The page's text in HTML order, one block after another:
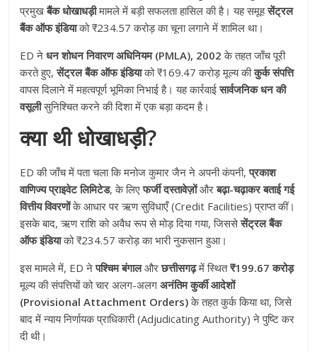
प्रमुखबैंक धोखाधड़ीमामले में बड़ी सफलता हासिल की है। यह समूहसेंट्रल
बैंक ऑफ इंडियाको ₹234.57 करोड़ का चूना लगाने में शामिल था।
ED नेधन शोधन निवारण अधिनियम (PMLA), 2002 के तहत जाँच पूरी
करते हुए, सेंट्रल बैंक ऑफ इंडियाको ₹169.47 करोड़ मूल्य कीकुर्क संपत्ति
वापस दिलाने में महत्वपूर्ण भूमिका निभाई है। यह कार्रवाईसार्वजनिक धन की
वसूलीसुनिश्चित करने की दिशा में एक बड़ा कदम है।
क्या थी धोखाधड़ी?
ED की जाँच में पता चला कि मनोज कुमार जैन ने अपनी कंपनी, प्रकाश
वाणिज्य प्राइवेट लिमिटेड, के लिएफर्जी दस्तावेज़ोंऔरबढ़ा-चढ़ाकर बताई गई
वित्तीय विवरणोंके आधार पर ऋण सुविधाएँ (Credit Facilities) प्राप्त कीं।
इसके बाद, ऋण राशि को अवैध रूप से मोड़ दिया गया, जिससेसेंट्रल बैंक
ऑफ इंडियाको ₹234.57 करोड़ का भारी नुकसान हुआ।
इस मामले में, ED नेपश्चिम बंगालऔरछत्तीसगढ़में स्थित₹199.67 करोड़
मूल्य की संपत्तियों को चार अलग-अलगअनंतिम कुर्की आदेशों
(Provisional Attachment Orders)के तहत कुर्क किया था, जिसे
बाद में न्याय निर्णायक प्राधिकारी (Adjudicating Authority) ने पुष्टि कर
दी थी।